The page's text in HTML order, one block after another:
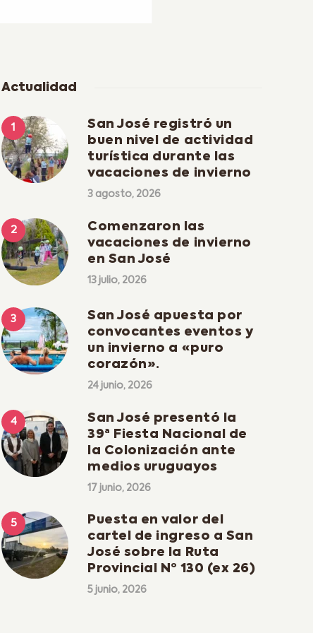
Actualidad
San José registró un
buen nivel de actividad
turística durante las
vacaciones de invierno
3 agosto, 2026
Comenzaron las
vacaciones de invierno
en San José
13 julio, 2026
San José apuesta por
convocantes eventos y
un invierno a «puro
corazón».
24 junio, 2026
San José presentó la
39ª Fiesta Nacional de
la Colonización ante
medios uruguayos
17 junio, 2026
Puesta en valor del
cartel de ingreso a San
José sobre la Ruta
Provincial Nº 130 (ex 26)
5 junio, 2026